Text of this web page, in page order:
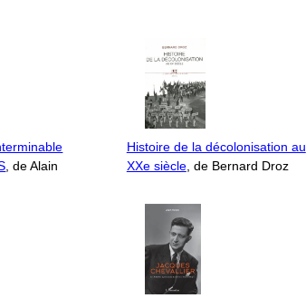
, de Alain
Histoire de la décolonisation au
XXe siècle, de Bernard Droz